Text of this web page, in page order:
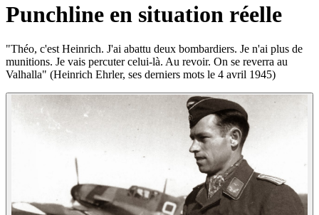
Punchline en situation réelle
"Théo, c'est Heinrich. J'ai abattu deux bombardiers. Je n'ai plus de
munitions. Je vais percuter celui-là. Au revoir. On se reverra au
Valhalla" (Heinrich Ehrler, ses derniers mots le 4 avril 1945)